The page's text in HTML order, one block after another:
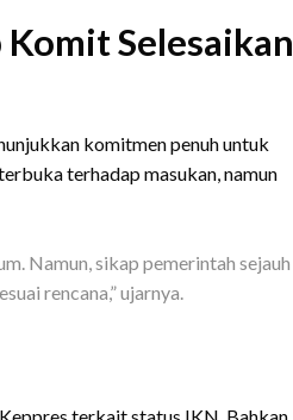
Selesaikan
komitmen penuh untuk
terhadap masukan, namun
Namun, sikap pemerintah sejauh
rencana,” ujarnya.